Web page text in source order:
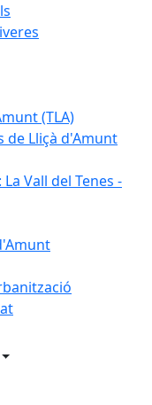
(TLA)
de Lliçà d'Amunt
Vall del Tenes -